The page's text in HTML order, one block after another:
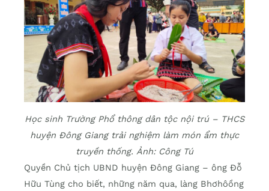
Học sinh Trường Phổ thông dân tộc nội trú – THCS
huyện Đông Giang trải nghiệm làm món ẩm thực
truyền thống. Ảnh: Công Tú
Quyền Chủ tịch UBND huyện Đông Giang – ông Đỗ
Hữu Tùng cho biết, những năm qua, làng Bhơhôồng